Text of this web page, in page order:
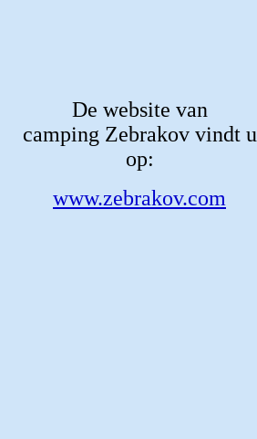
De website van
camping Zebrakov vindt u
op:
www.zebrakov.com